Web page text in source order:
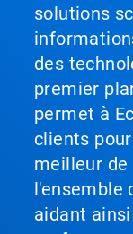
solutions
des
premier
permet à
clients
meilleur de
l'ensemble
aidant